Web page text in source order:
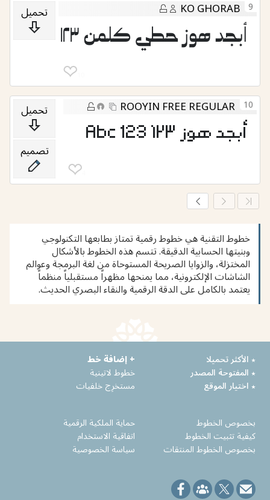
9
KO GHORAB
أبجد هوز حطي كلمن ١٢٣
❤︎
تحميل
10
ROOYIN FREE REGULAR
أبجد هوز ١٢٣ 123 Abc
❤︎
تحميل
تصميم
خطوط التقنية هي خطوط رقمية تمتاز بطابعها التكنولوجي
وبنيتها الحسابية الدقيقة. تتسم هذه الخطوط بالأشكال
المختزلة، والزوايا الصريحة المستوحاة من لغة البرمجة وعوالم
الشاشات الإلكترونية، مما يمنحها مظهراً مستقبلياً منظماً
يعتمد بالكامل على الدقة الرقمية والنقاء البصري الحديث.
٭ الأكثر تحميلا
٭ المفتوحة المصدر
٭ اختيار الموقع
+ إضافة خط
خطوط لاتينية
مستخرِج خلفيات
بخصوص الخطوط
كيفية تثبيت الخطوط
بخصوص الخطوط المنتقات
حماية الملكية الرقمية
اتفاقية الاستخدام
سياسة الخصوصية